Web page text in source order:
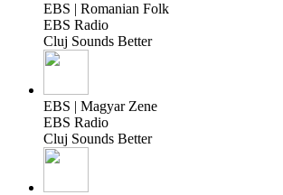
EBS | Romanian Folk
EBS Radio
Cluj Sounds Better
EBS | Magyar Zene
EBS Radio
Cluj Sounds Better